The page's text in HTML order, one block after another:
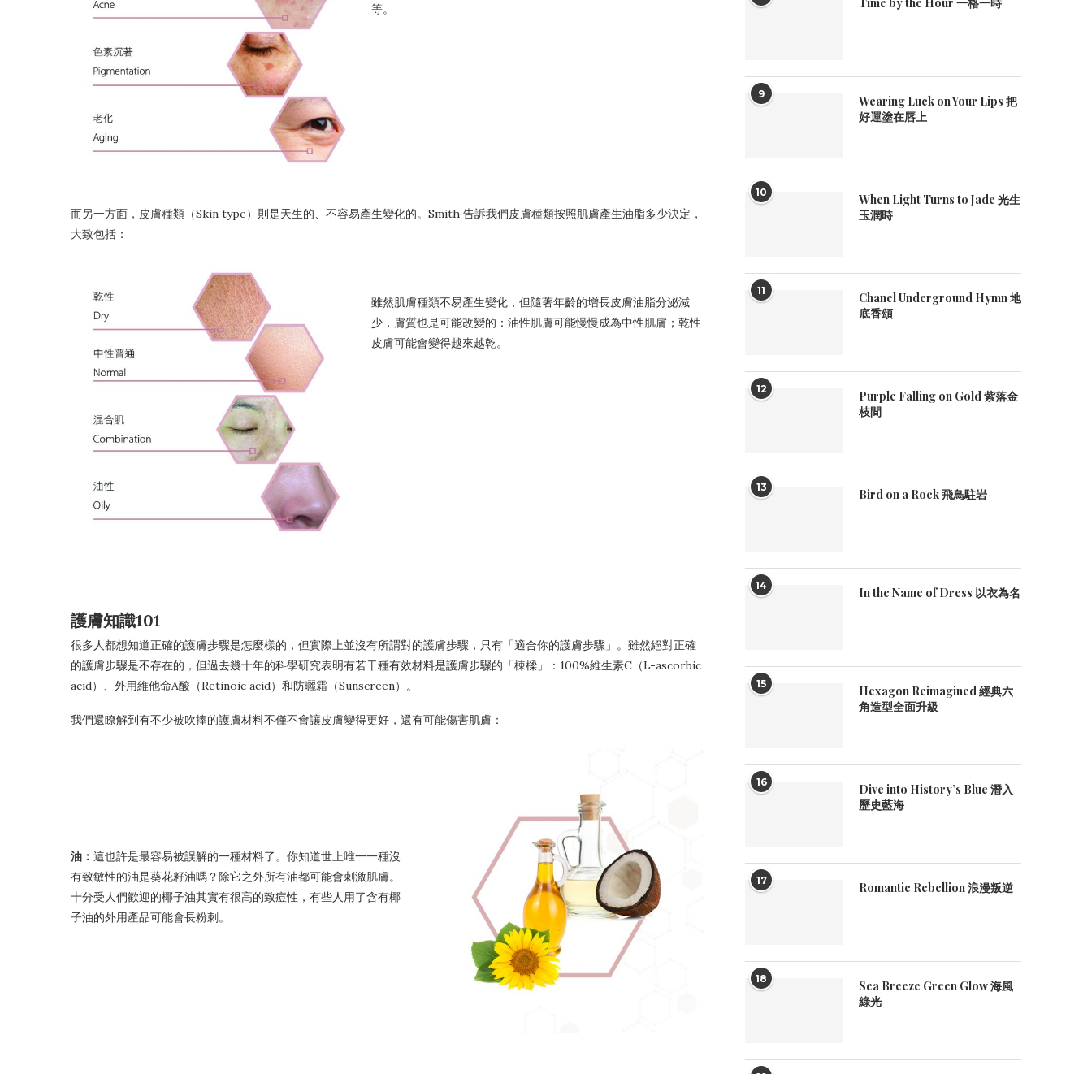
等。
而另一方面，皮膚種類（Skin type）則是天生的、不容易產生變化的。Smith 告訴我們皮膚種類按照肌膚產生油脂多少決定，
大致包括：
雖然肌膚種類不易產生變化，但隨著年齡的增長皮膚油脂分泌減
少，膚質也是可能改變的：油性肌膚可能慢慢成為中性肌膚；乾性
皮膚可能會變得越來越乾。
護膚知識101
很多人都想知道正確的護膚步驟是怎麼樣的，但實際上並沒有所謂對的護膚步驟，只有「適合你的護膚步驟」。雖然絕對正確
的護膚步驟是不存在的，但過去幾十年的科學研究表明有若干種有效材料是護膚步驟的「棟樑」：100%維生素C（L-ascorbic
acid）、外用維他命A酸（Retinoic acid）和防曬霜（Sunscreen）。
我們還瞭解到有不少被吹捧的護膚材料不僅不會讓皮膚變得更好，還有可能傷害肌膚：
油： 這也許是最容易被誤解的一種材料了。你知道世上唯一一種沒
有致敏性的油是葵花籽油嗎？除它之外所有油都可能會刺激肌膚。
十分受人們歡迎的椰子油其實有很高的致痘性，有些人用了含有椰
子油的外用產品可能會長粉刺。
9
Wearing Luck on Your Lips 把
好運塗在唇上
10
When Light Turns to Jade 光生
玉潤時
11
Chanel Underground Hymn 地
底香頌
12
Purple Falling on Gold 紫落金
枝間
13 Bird on a Rock 飛鳥駐岩
14 In the Name of Dress 以衣為名
15
Hexagon Reimagined 經典六
角造型全面升級
16
Dive into History’s Blue 潛入
歷史藍海
17 Romantic Rebellion 浪漫叛逆
18
Sea Breeze Green Glow 海風
綠光